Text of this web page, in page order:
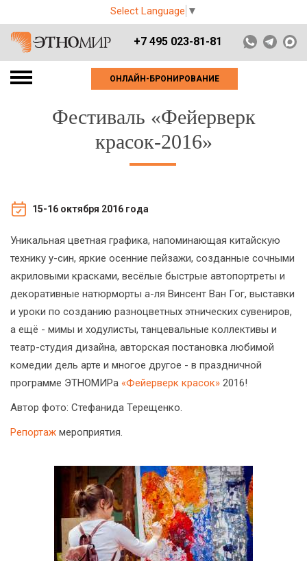
Select Language ▼
+7 495 023-81-81
ОНЛАЙН-БРОНИРОВАНИЕ
Фестиваль «Фейерверк
красок-2016»
15-16 октября 2016 года
Уникальная цветная графика, напоминающая китайскую
технику у-син, яркие осенние пейзажи, созданные сочными
акриловыми красками, весёлые быстрые автопортреты и
декоративные натюрморты а-ля Винсент Ван Гог, выставки
и уроки по созданию разноцветных этнических сувениров,
а ещё - мимы и ходулисты, танцевальные коллективы и
театр-студия дизайна, авторская постановка любимой
комедии дель арте и многое другое - в праздничной
программе ЭТНОМИРа «Фейерверк красок» 2016!
Автор фото: Стефанида Терещенко.
Репортаж мероприятия.